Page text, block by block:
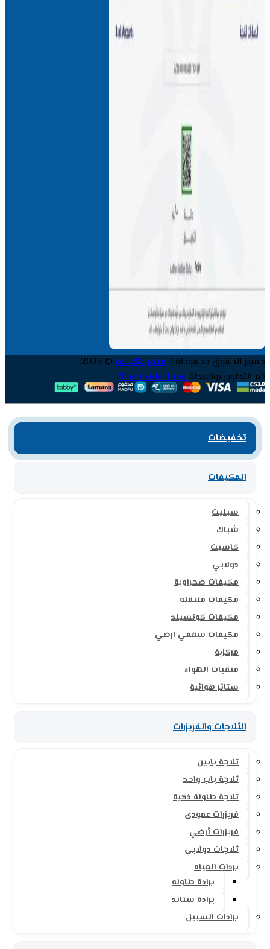
جميع الحقوق محفوظة لـمتجر تكييف© 2025.
تم التطوير بواسطةThe Code Time
.
تخفيضات
المكيفات
سبليت
شباك
كاسيت
دولابي
مكيفات صحراوية
مكيفات متنقله
مكيفات كونسيلد
مكيفات سقفي ارضي
مركزية
منقيات الهواء
ستائر هوائية
الثلاجات والفريزرات
ثلاجة بابين
ثلاجة باب واحد
ثلاجة طاولة ذكية
فريزرات عمودي
فريزرات أرضي
ثلاجات دولابي
بردات المياه
برادة طاوله
برادة ستاند
برادات السبيل